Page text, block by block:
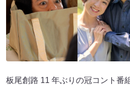
板尾創路 11 年ぶりの冠コント番